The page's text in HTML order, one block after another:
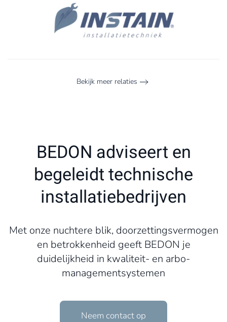
Bekijk meer relaties
BEDON adviseert en
begeleidt technische
installatiebedrijven
Met onze nuchtere blik, doorzettingsvermogen
en betrokkenheid geeft BEDON je
duidelijkheid in kwaliteit- en arbo-
managementsystemen
Neem contact op